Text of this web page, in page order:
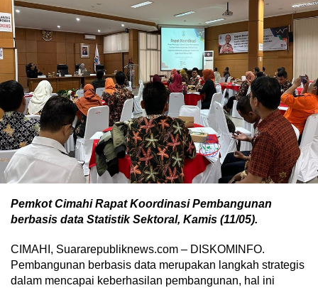
Pemkot Cimahi Rapat Koordinasi Pembangunan
berbasis data Statistik Sektoral, Kamis (11/05).
CIMAHI, Suararepubliknews.com – DISKOMINFO.
Pembangunan berbasis data merupakan langkah strategis
dalam mencapai keberhasilan pembangunan, hal ini